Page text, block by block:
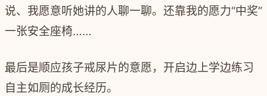
说、我愿意听她讲的人聊一聊。还靠我的愿力“中奖”
一张安全座椅……
最后是顺应孩子戒尿片的意愿，开启边上学边练习
自主如厕的成长经历。